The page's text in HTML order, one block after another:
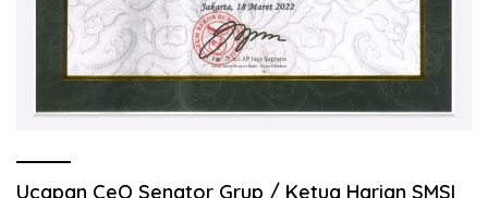
Ucapan CeO Senator Grup / Ketua Harian SMSI